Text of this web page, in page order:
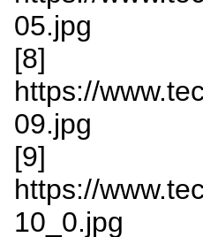
05.jpg
[8]
https://
09.jpg
[9]
https://
10_0.jpg